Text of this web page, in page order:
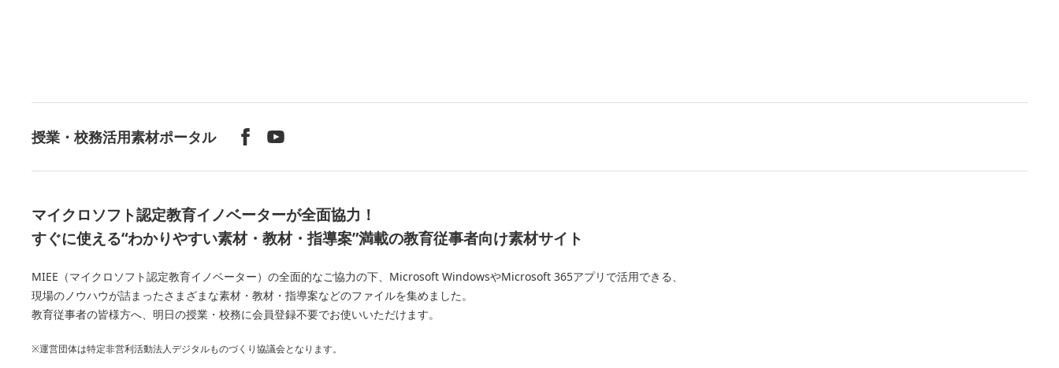
授業・校務活用素材ポータル
マイクロソフト認定教育イノベーターが全面協力！
すぐに使える“わかりやすい素材・教材・指導案”満載の教育従事者向け素材サイト
MIEE（マイクロソフト認定教育イノベーター）の全面的なご協力の下、Microsoft WindowsやMicrosoft 365アプリで活用できる、
現場のノウハウが詰まったさまざまな素材・教材・指導案などのファイルを集めました。
教育従事者の皆様方へ、明日の授業・校務に会員登録不要でお使いいただけます。
※運営団体は特定非営利活動法人デジタルものづくり協議会となります。